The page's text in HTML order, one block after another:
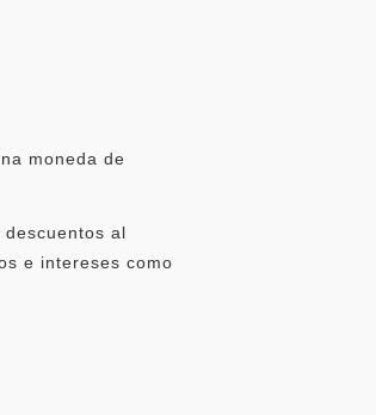
moneda de
al
e intereses como